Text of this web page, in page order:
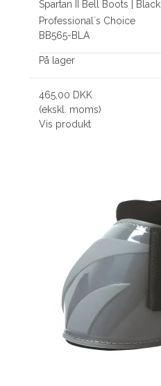
Spartan II Bell Boots | Black
Professional´s Choice
BB565-BLA
På lager
465,00 DKK
(ekskl. moms)
Vis produkt